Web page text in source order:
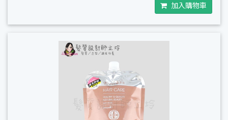
加入購物車